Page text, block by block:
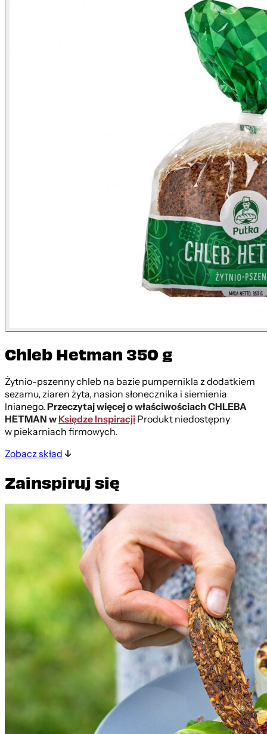
Chleb Hetman 350 g
Żytnio-pszenny chleb na bazie pumpernikla z dodatkiem
sezamu, ziaren żyta, nasion słonecznika i siemienia
lnianego.Przeczytaj więcej o właściwościach CHLEBA
HETMAN wKsiędze InspiracjiProdukt niedostępny
w piekarniach firmowych.
Zobacz skład
Zainspiruj się